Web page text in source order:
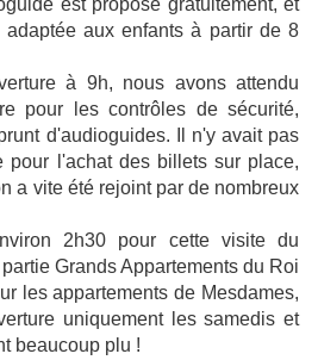
est proposé gratuitement, et
aux enfants à partir de 8
à 9h, nous avons attendu
pour les contrôles de sécurité,
d'audioguides. Il n'y avait pas
pour l'achat des billets sur place,
a vite été rejoint par de nombreux
2h30 pour cette visite du
Grands Appartements du Roi
les appartements de Mesdames,
uniquement les samedis et
beaucoup plu !